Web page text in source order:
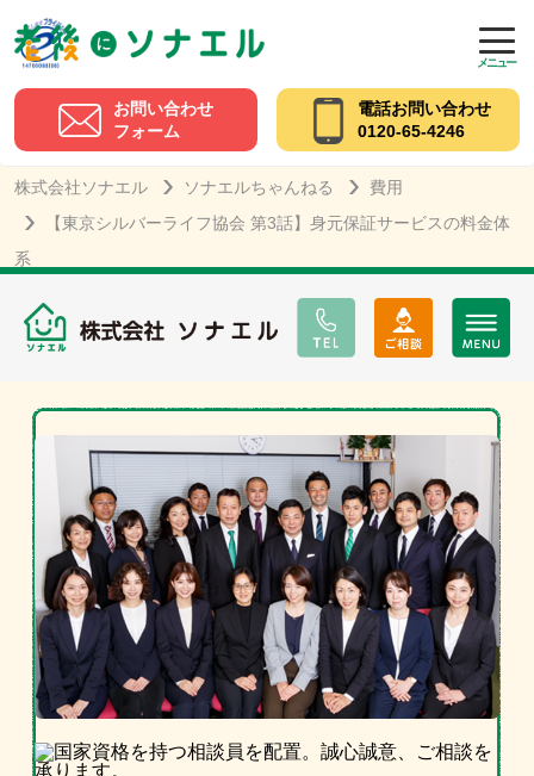
メニュー
お問い合わせ
フォーム
電話お問い合わせ
0120-65-4246
株式会社ソナエル ソナエルちゃんねる
費用
【東京シルバーライフ協会 第3話】身元保証サービスの料金体
系